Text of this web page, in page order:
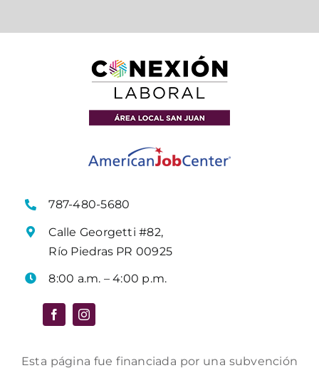
787-480-5680
Calle Georgetti #82,
Río Piedras PR 00925
8:00 a.m. – 4:00 p.m.
Esta página fue financiada por una subvención